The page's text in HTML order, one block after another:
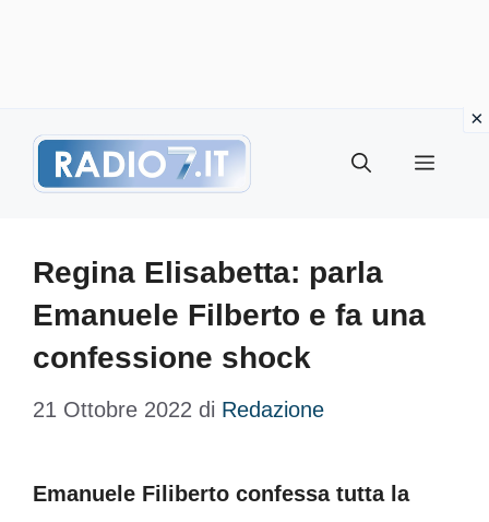
Menu
Regina Elisabetta: parla
Emanuele Filberto e fa una
confessione shock
21 Ottobre 2022 di Redazione
Emanuele Filiberto confessa tutta la